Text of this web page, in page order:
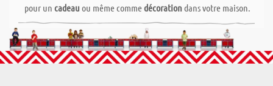
pour un cadeau ou même commedécorationdans votre maison.